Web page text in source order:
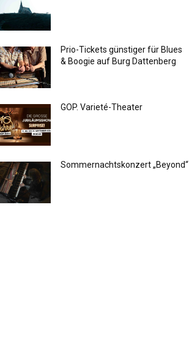
Prio-Tickets günstiger für Blues
& Boogie auf Burg Dattenberg
GOP. Varieté-Theater
Sommernachtskonzert „Beyond“